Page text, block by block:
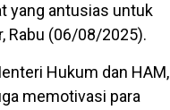
yang antusias untuk
Rabu (06/08/2025).
Hukum dan HAM,
memotivasi para